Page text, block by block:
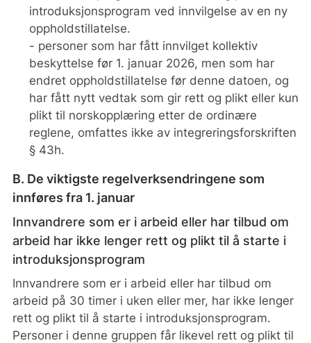
introduksjonsprogram ved innvilgelse av en ny
oppholdstillatelse.
- personer som har fått innvilget kollektiv
beskyttelse før 1. januar 2026, men som har
endret oppholdstillatelse før denne datoen, og
har fått nytt vedtak som gir rett og plikt eller kun
plikt til norskopplæring etter de ordinære
reglene, omfattes ikke av integreringsforskriften
§ 43h.
B. De viktigste regelverksendringene som
innføres fra 1. januar
Innvandrere som er i arbeid eller har tilbud om
arbeid har ikke lenger rett og plikt til å starte i
introduksjonsprogram
Innvandrere som er i arbeid eller har tilbud om
arbeid på 30 timer i uken eller mer, har ikke lenger
rett og plikt til å starte i introduksjonsprogram.
Personer i denne gruppen får likevel rett og plikt til